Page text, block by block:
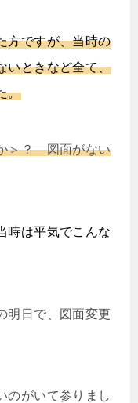
方ですが、当時の
いときなど全て、
。
＞？ 図面がない
時は平気でこんな
明日で、図面変更
のがいて参りまし